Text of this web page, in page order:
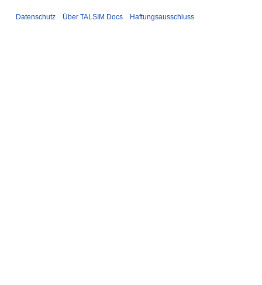
Datenschutz Über TALSIM Docs Haftungsausschluss